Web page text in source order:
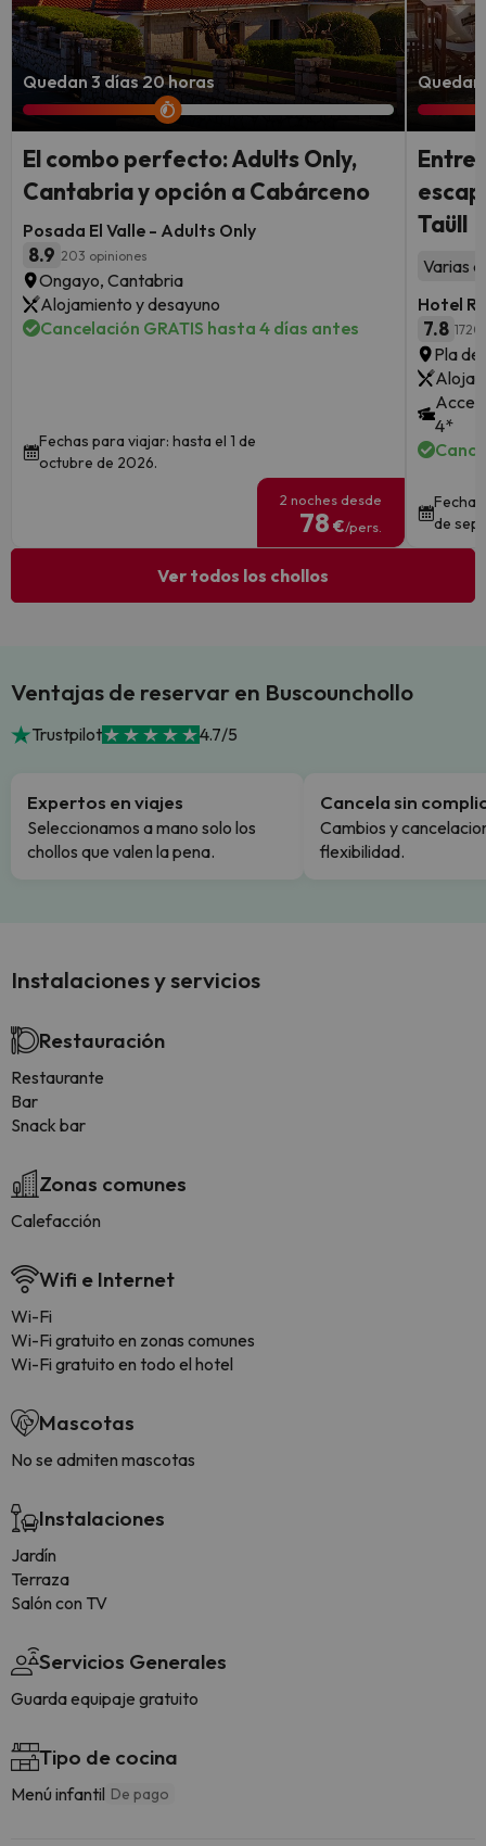
Quedan 3 días 20 horas
El combo perfecto: Adults Only,
Cantabria y opción a Cabárceno
Posada El Valle - Adults Only
8.9 203 opiniones
Ongayo, Cantabria
Alojamiento y desayuno
Cancelación GRATIS hasta 4 días antes
Fechas para viajar: hasta el 1 de
octubre de 2026.
2 noches desde
78 €/pers.
Entre
Taüll
Varias
Hotel
7.8
Pla
4*
de
Ver todos los chollos
Ventajas de reservar en Buscounchollo
Trustpilot 4.7/5
Expertos en viajes
Seleccionamos a mano solo los
chollos que valen la pena.
Cancela sin
Cambios y
flexibilidad.
Instalaciones y servicios
Restauración
Restaurante
Bar
Snack bar
Zonas comunes
Calefacción
Wifi e Internet
Wi-Fi
Wi-Fi gratuito en zonas comunes
Wi-Fi gratuito en todo el hotel
Mascotas
No se admiten mascotas
Instalaciones
Jardín
Terraza
Salón con TV
Servicios Generales
Guarda equipaje gratuito
Tipo de cocina
Menú infantil De pago